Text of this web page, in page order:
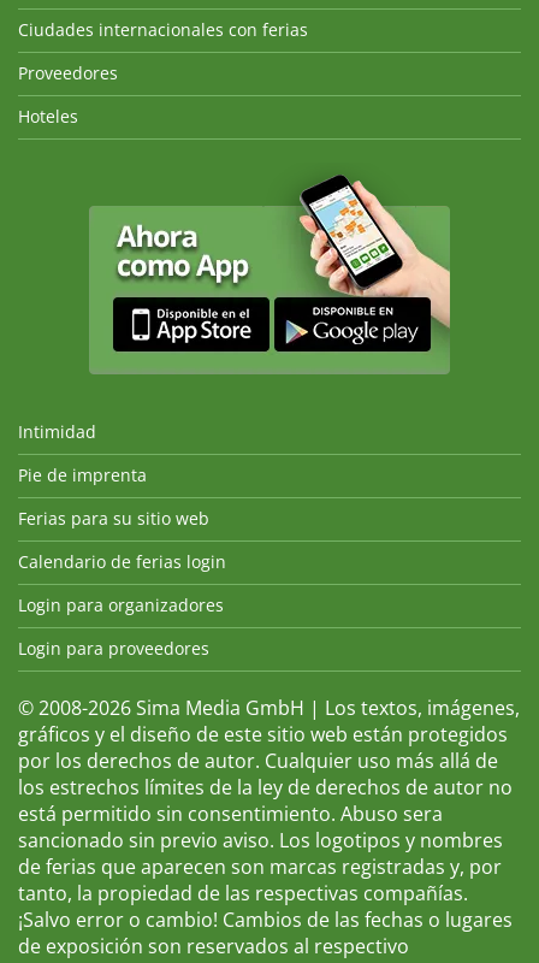
Ciudades internacionales con ferias
Proveedores
Hoteles
Intimidad
Pie de imprenta
Ferias para su sitio web
Calendario de ferias login
Login para organizadores
Login para proveedores
© 2008-2026 Sima Media GmbH | Los textos, imágenes,
gráficos y el diseño de este sitio web están protegidos
por los derechos de autor. Cualquier uso más allá de
los estrechos límites de la ley de derechos de autor no
está permitido sin consentimiento. Abuso sera
sancionado sin previo aviso. Los logotipos y nombres
de ferias que aparecen son marcas registradas y, por
tanto, la propiedad de las respectivas compañías.
¡Salvo error o cambio! Cambios de las fechas o lugares
de exposición son reservados al respectivo